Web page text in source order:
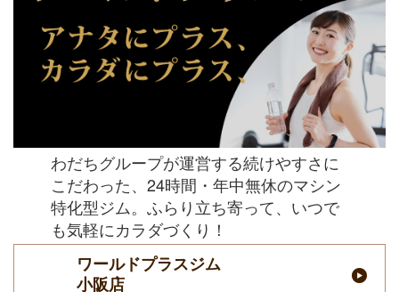
わだちグループが運営する続けやすさに
こだわった、24時間・年中無休のマシン
特化型ジム。ふらり立ち寄って、いつで
も気軽にカラダづくり！
ワールドプラスジム
小阪店